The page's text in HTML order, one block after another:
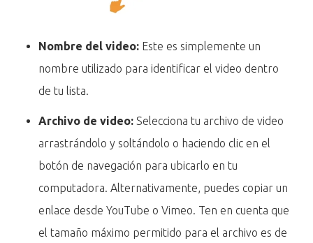
Nombre del video: Este es simplemente un
nombre utilizado para identificar el video dentro
de tu lista.
Archivo de video:Selecciona tu archivo de video
arrastrándolo y soltándolo o haciendo clic en el
botón de navegación para ubicarlo en tu
computadora. Alternativamente, puedes copiar un
enlace desde YouTube o Vimeo. Ten en cuenta que
el tamaño máximo permitido para el archivo es de